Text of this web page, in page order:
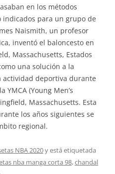
en los métodos
indicados para un grupo de
Naismith, un profesor
inventó el baloncesto en
Massachusetts, Estados
una solución a la
actividad deportiva durante
(Young Men’s
Massachusetts. Esta
los años siguientes se
regional.
NBA 2020y está etiquetada
nba manga corta 98,chandal